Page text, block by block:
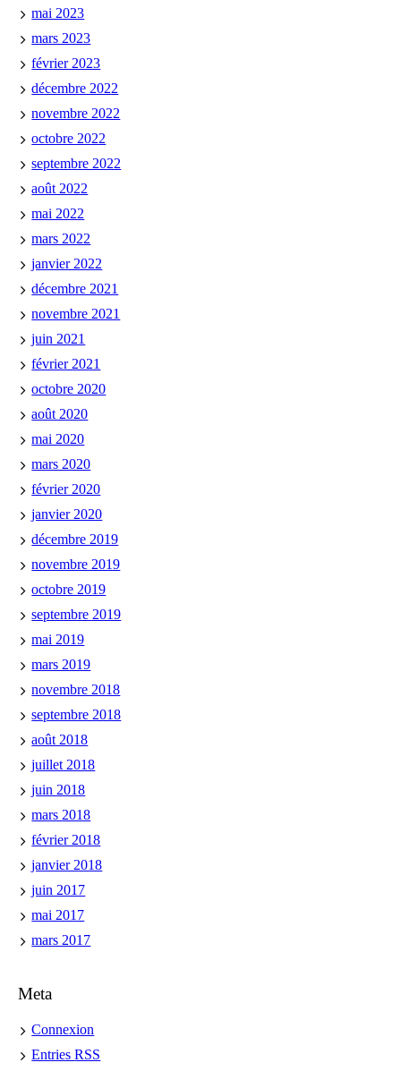
mai 2023
mars 2023
février 2023
décembre 2022
novembre 2022
octobre 2022
septembre 2022
août 2022
mai 2022
mars 2022
janvier 2022
décembre 2021
novembre 2021
juin 2021
février 2021
octobre 2020
août 2020
mai 2020
mars 2020
février 2020
janvier 2020
décembre 2019
novembre 2019
octobre 2019
septembre 2019
mai 2019
mars 2019
novembre 2018
septembre 2018
août 2018
juillet 2018
juin 2018
mars 2018
février 2018
janvier 2018
juin 2017
mai 2017
mars 2017
Meta
Connexion
EntriesRSS